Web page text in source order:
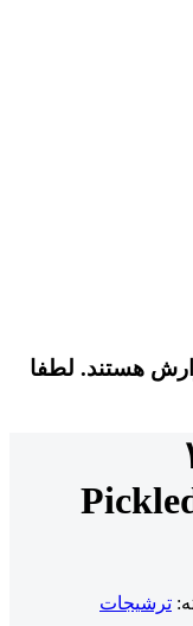
هستند. لطفا
خانگی ۱
ترشیجات